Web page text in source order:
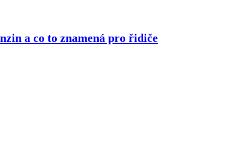
a co to znamená pro řidiče